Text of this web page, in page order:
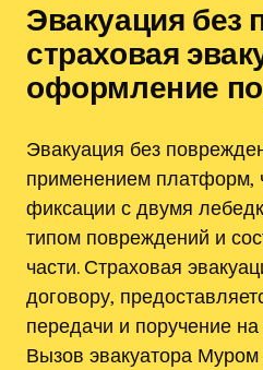
Эвакуация без
страховая
оформление
Эвакуация без
применением платформ‚
фиксации с двумя
типом повреждений и
части. Страховая
договору‚
передачи и поручение на
Вызов эвакуатора